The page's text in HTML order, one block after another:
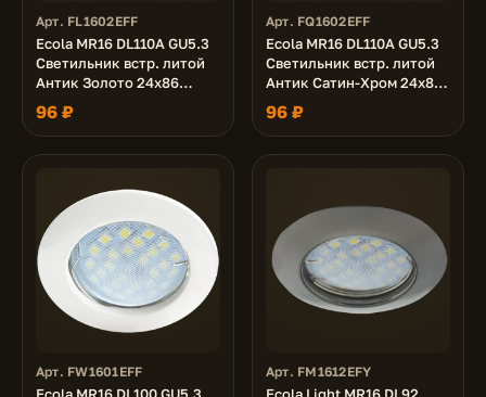
Арт. FL1602EFF
Ecola MR16 DL110A GU5.3
Светильник встр. литой
Антик Золото 24x86
(кd74)
96 ₽
Арт. FQ1602EFF
Ecola MR16 DL110A GU5.3
Светильник встр. литой
Антик Сатин-Хром 24x86
(кd74)
96 ₽
Арт. FW1601EFF Арт. FM1612EFY